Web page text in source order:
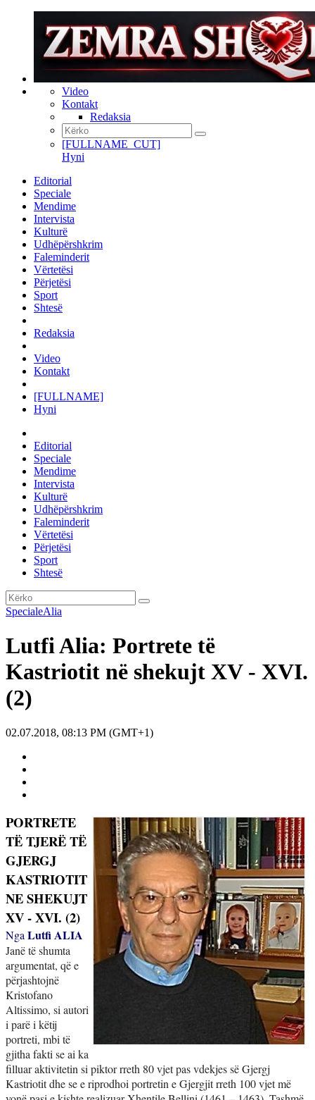
Video
Kontakt
Redaksia
[FULLNAME_CUT]
Hyni
Editorial
Speciale
Mendime
Intervista
Kulturë
Udhëpërshkrim
Faleminderit
Vërtetësi
Përjetësi
Sport
Shtesë
Redaksia
Video
Kontakt
[FULLNAME]
Hyni
Editorial
Speciale
Mendime
Intervista
Kulturë
Udhëpërshkrim
Faleminderit
Vërtetësi
Përjetësi
Sport
Shtesë
SpecialeAlia
Lutfi Alia: Portrete të
Kastriotit në shekujt XV - XVI.
(2)
02.07.2018, 08:13 PM (GMT+1)
PORTRETE
TË TJERË TË
GJERGJ
KASTRIOTIT
NE SHEKUJT
XV - XVI. (2)
Nga Lutfi ALIA
Janë të shumta
argumentat, që e
përjashtojnë
Kristofano
Altissimo, si autori
i parë i këtij
portreti, mbi të
gjitha fakti se ai ka
filluar aktivitetin si piktor rreth 80 vjet pas vdekjes së Gjergj
Kastriotit dhe se e riprodhoi portretin e Gjergjit rreth 100 vjet më